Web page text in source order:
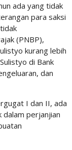
ada yang tidak
para saksi
(PNBP),
kurang lebih
di Bank
dan
I dan II, ada
dalam perjanjian